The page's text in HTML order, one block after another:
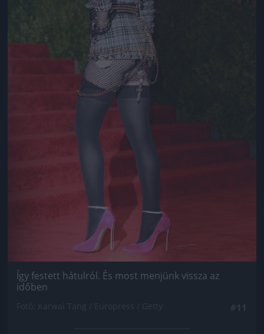
Így festett hátulról. És most menjünk vissza az
időben